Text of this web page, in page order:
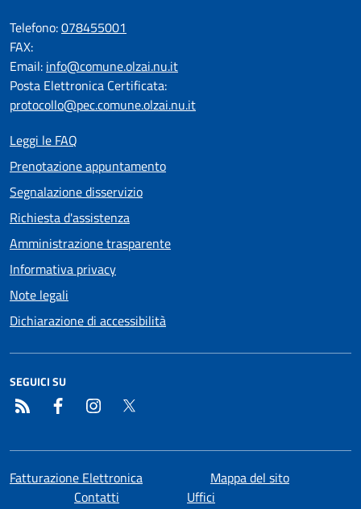
Telefono:078455001
FAX:
Email: info@comune.olzai.nu.it
Posta Elettronica Certificata:
protocollo@pec.comune.olzai.nu.it
Leggi le FAQ
Prenotazione appuntamento
Segnalazione disservizio
Richiesta d'assistenza
Amministrazione trasparente
Informativa privacy
Note legali
Dichiarazione di accessibilità
SEGUICI SU
RSS Facebook Instagram
Fatturazione Elettronica
Mappa del sito
Contatti
Uffici